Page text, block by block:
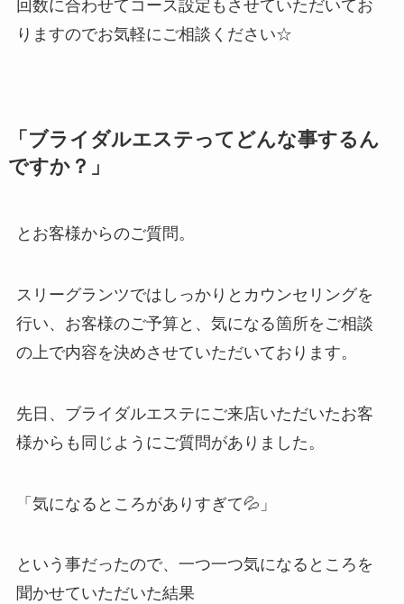
回数に合わせてコース設定もさせていただいてお
りますのでお気軽にご相談ください☆
「ブライダルエステってどんな事するん
ですか？」
とお客様からのご質問。
スリーグランツではしっかりとカウンセリングを
行い、お客様のご予算と、気になる箇所をご相談
の上で内容を決めさせていただいております。
先日、ブライダルエステにご来店いただいたお客
様からも同じようにご質問がありました。
「気になるところがありすぎて💦」
という事だったので、一つ一つ気になるところを
聞かせていただいた結果